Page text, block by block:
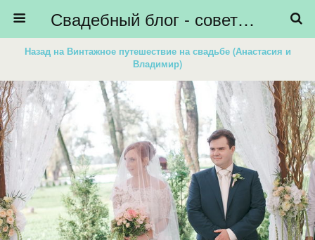
Свадебный блог - советы невестам, подготовка к свадьбе - HiBride
Назад на Винтажное путешествие на свадьбе (Анастасия и
Владимир)